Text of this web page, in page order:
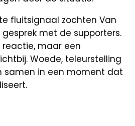
fluitsignaal zochten Van
gesprek met de supporters.
maar een
Woede, teleurstelling
samen in een moment dat